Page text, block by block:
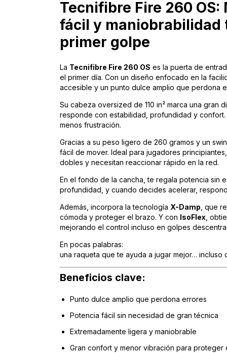
Tecnifibre Fire 260
fácil y maniobrabilidad
primer golpe
La Tecnifibre Fire 260 OS es la puerta de
el primer día. Con un diseño enfocado en la
accesible y un punto dulce amplio que perdona
Su cabeza oversized de 110 in² marca una gran
responde con estabilidad, profundidad y
menos frustración.
Gracias a su peso ligero de 260 gramos y un
fácil de mover. Ideal para jugadores
dobles y necesitan reaccionar rápido en la red.
En el fondo de la cancha, te regala potencia sin
profundidad, y cuando decides acelerar,
Además, incorpora la tecnología X-Damp, que
cómoda y proteger el brazo. Y con IsoFlex,
mejorando el control incluso en golpes
En pocas palabras:
una raqueta que te ayuda a jugar mejor…
Beneficios clave:
Punto dulce amplio que perdona errores
Potencia fácil sin necesidad de gran técnica
Extremadamente ligera y maniobrable
Gran confort y menor vibración para proteger